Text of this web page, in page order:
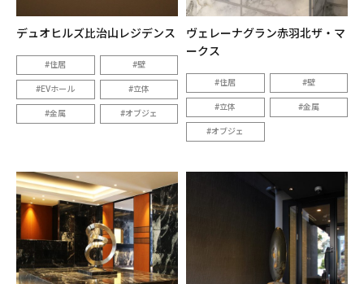
デュオヒルズ比治山レジデンス
住居 壁
EVホール 立体
金属 オブジェ
ヴェレーナグラン赤羽北ザ・マ
ークス
住居 壁
立体 金属
オブジェ